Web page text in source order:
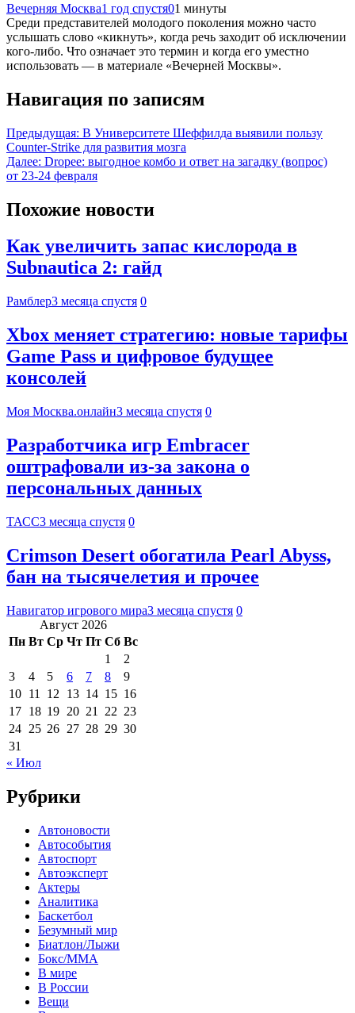
Вечерняя Москва1 год спустя01 минуты
Среди представителей молодого поколения можно часто
услышать слово «кикнуть», когда речь заходит об исключении
кого-либо. Что означает это термин и когда его уместно
использовать — в материале «Вечерней Москвы».
Навигация по записям
Предыдущая: В Университете Шеффилда выявили пользу
Counter-Strike для развития мозга
Далее: Dropee: выгодное комбо и ответ на загадку (вопрос)
от 23-24 февраля
Похожие новости
Как увеличить запас кислорода в
Subnautica 2: гайд
Рамблер3 месяца спустя 0
Xbox меняет стратегию: новые тарифы
Game Pass и цифровое будущее
консолей
Моя Москва.онлайн3 месяца спустя 0
Разработчика игр Embracer
оштрафовали из-за закона о
персональных данных
ТАСС3 месяца спустя 0
Crimson Desert обогатила Pearl Abyss,
бан на тысячелетия и прочее
Навигатор игрового мира3 месяца спустя 0
Август 2026
Пн Вт Ср Чт Пт Сб Вс
1
2
3
4 5 6 7 8
9
10 11 12 13 14 15 16
17 18 19 20 21 22 23
24 25 26 27 28 29 30
31
« Июл
Рубрики
Автоновости
Автособытия
Автоспорт
Автоэксперт
Актеры
Аналитика
Баскетбол
Безумный мир
Биатлон/Лыжи
Бокс/MMA
В мире
В России
Вещи